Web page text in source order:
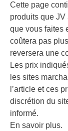
Cette page
produits que
que vous faites
coûtera pas
reversera une
Les prix
les sites
l’article et ces
discrétion du
informé.
En savoir plus.